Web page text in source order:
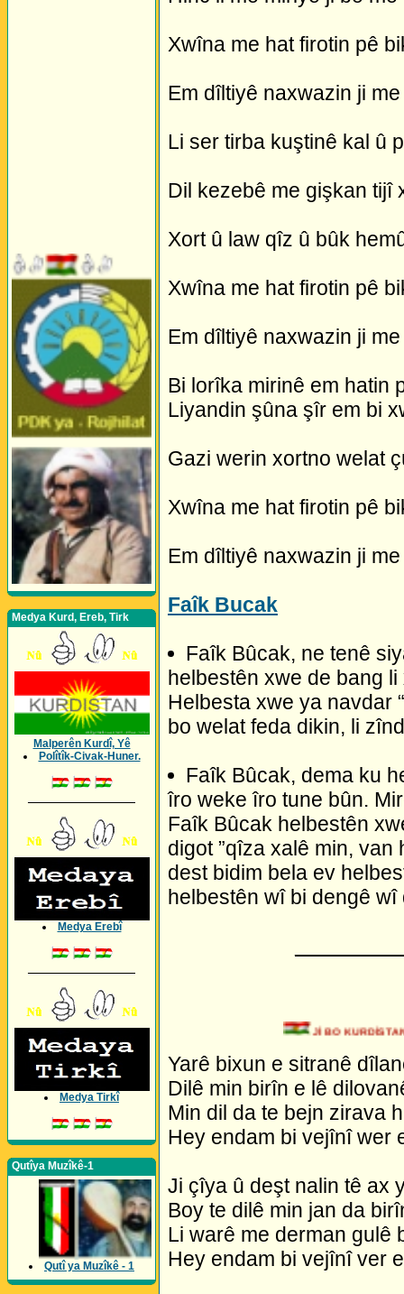
Medya Kurd, Ereb, Tirk
Malperên Kurdî, Yê
Polîtîk-Civak-Huner.
Medya Erebî
Medya Tirkî
Qutîya Muzîkê-1
Qutî ya Muzîkê - 1
Xwîna me hat firotin pê
Em dîltiyê naxwazin ji
Li ser tirba kuştinê kal û
Dil kezebê me gişkan tijî
Xort û law qîz û bûk
Xwîna me hat firotin pê
Em dîltiyê naxwazin ji
Bi lorîka mirinê em hatin
Liyandin şûna şîr em bi
Gazi werin xortno welat
Xwîna me hat firotin pê
Em dîltiyê naxwazin ji
Faîk Bucak
Faîk Bûcak, ne tenê
helbestên xwe de bang
Helbesta xwe ya navdar
bo welat feda dikin, li
Faîk Bûcak, dema ku
îro weke îro tune bûn.
Faîk Bûcak helbestên
digot ”qîza xalê min,
dest bidim bela ev
helbestên wî bi dengê
Jİ BO KURDİSTAN
Yarê bixun e sitranê
Dilê min birîn e lê
Min dil da te bejn zirava
Hey endam bi vejînî wer
Ji çîya û deşt nalin tê ax
Boy te dilê min jan da
Li warê me derman gulê
Hey endam bi vejînî ver